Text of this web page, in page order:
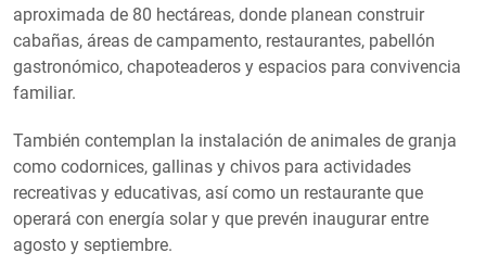
aproximada de 80 hectáreas, donde planean construir
cabañas, áreas de campamento, restaurantes, pabellón
gastronómico, chapoteaderos y espacios para convivencia
familiar.
También contemplan la instalación de animales de granja
como codornices, gallinas y chivos para actividades
recreativas y educativas, así como un restaurante que
operará con energía solar y que prevén inaugurar entre
agosto y septiembre.